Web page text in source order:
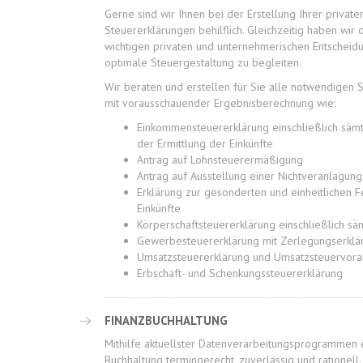
Gerne sind wir Ihnen bei der Erstellung Ihrer
Steuererklärungen behilflich. Gleichzeitig haben wir
wichtigen privaten und unternehmerischen
optimale Steuergestaltung zu begleiten.
Wir beraten und erstellen für Sie alle notwendigen
mit vorausschauender Ergebnisberechnung wie:
Einkommensteuererklärung einschließlich
der Ermittlung der Einkünfte
Antrag auf Lohnsteuerermäßigung
Antrag auf Ausstellung einer
Erklärung zur gesonderten und einheitlichen
Einkünfte
Körperschaftsteuererklärung einschließlich
Gewerbesteuererklärung mit
Umsatzsteuererklärung und
Erbschaft- und Schenkungssteuererklärung
FINANZBUCHHALTUNG
Mithilfe aktuellster